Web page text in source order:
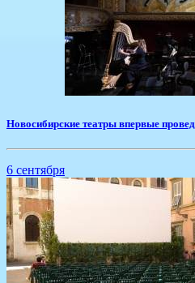
Новосибирские театры впервые
6 сентября